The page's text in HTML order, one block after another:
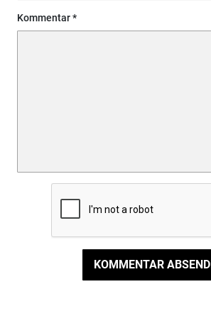
Kommentar
KOMMENTAR